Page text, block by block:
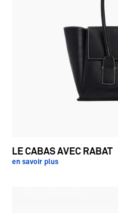
LE CABAS AVEC RABAT
en savoir plus